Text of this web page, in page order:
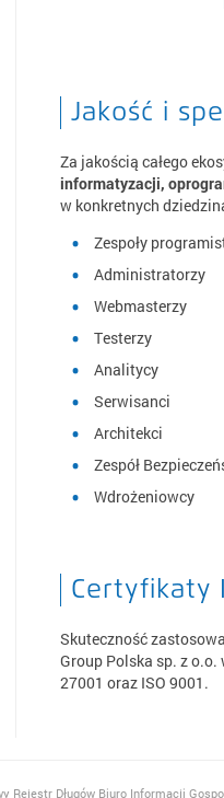
Jakość i
Za jakością całego
informatyzacji,
w konkretnych
Zespoły
Administratorzy
Webmasterzy
Testerzy
Analitycy
Serwisanci
Architekci
Zespół
Wdrożeniowcy
Certyfikaty
Skuteczność
Group Polska sp. z
27001 oraz ISO 9001.
Rejestr Długów Biuro Informacji